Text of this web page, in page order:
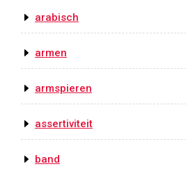
arabisch
armen
armspieren
assertiviteit
band